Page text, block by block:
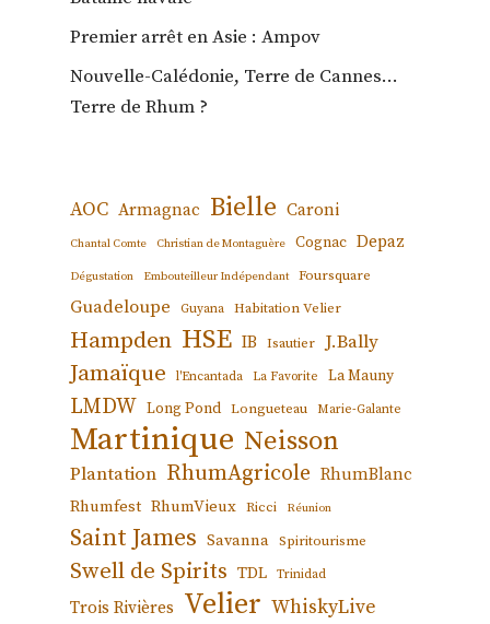
Premier arrêt en Asie : Ampov
Nouvelle-Calédonie, Terre de Cannes…
Terre de Rhum ?
AOC Armagnac Bielle Caroni
Chantal Comte Christian de Montaguère Cognac Depaz
Dégustation Embouteilleur Indépendant Foursquare
Guadeloupe Guyana Habitation Velier
Hampden HSE IB Isautier J.Bally
Jamaïque l'Encantada La Favorite La Mauny
LMDW Long Pond Longueteau Marie-Galante
Martinique Neisson
Plantation RhumAgricole RhumBlanc
Rhumfest RhumVieux Ricci Réunion
Saint James Savanna Spiritourisme
Swell de Spirits TDL Trinidad
Trois Rivières Velier WhiskyLive